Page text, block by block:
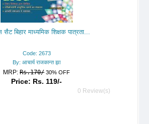
सैट बिहार माध्यमिक शिक्षक पात्रता...
Code: 2673
By: आचार्य राजकान्त झा
MRP:Rs.170/ 30% OFF
Price: Rs. 119/-
0 Review(s)